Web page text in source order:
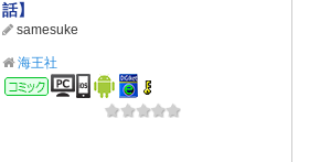
話】
samesuke
海王社
コミック